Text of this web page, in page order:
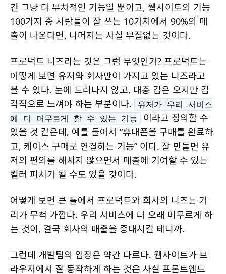
건 그냥 다 부차적인 기능일 뿐이고, 웹사이트의 기능
100가지 중 사람들이 잘 쓰는 10가지에서 90%의 매
출이 나온다면, 나머지는 사실 부질없는 것이다.
프로덕트 니즈라는 것은 그럼 무엇인가? 프로덕트는
어떻게 보면 유저와 회사만이 가지고 있는 니즈라고
볼 수 있다. 눈에 드러나지 않고, 대충 감은 오지만 감
각적으로 느껴야 하는 부분이다.
유저가 우리 서비스
에 더 머무르게 할 수 있는 기능
이라고 정의할 수
있을 것 같은데, 예를 들어서 “휴대폰을 구매를 완료하
고, 케이스 구매로 연결하는 기능” 이다. 잘 만들면 유
저의 편의를 해치지 않으면서 매출에 기여할 수 있는
킬러 피쳐가 될 수도 있을 것이다.
어떻게 보면 큰 틀에서 프로덕트와 회사의 니즈는 거
리가 무척 가깝다. 우리 서비스에 더 오래 머무르게 하
는 것이, 결국 회사의 매출을 증대시킬 테니까.
그런데 개발팀의 입장은 약간 다르다. 웹사이트가 브
라우저에서 잘 동작하게 하는 것은 사실 프론트엔드